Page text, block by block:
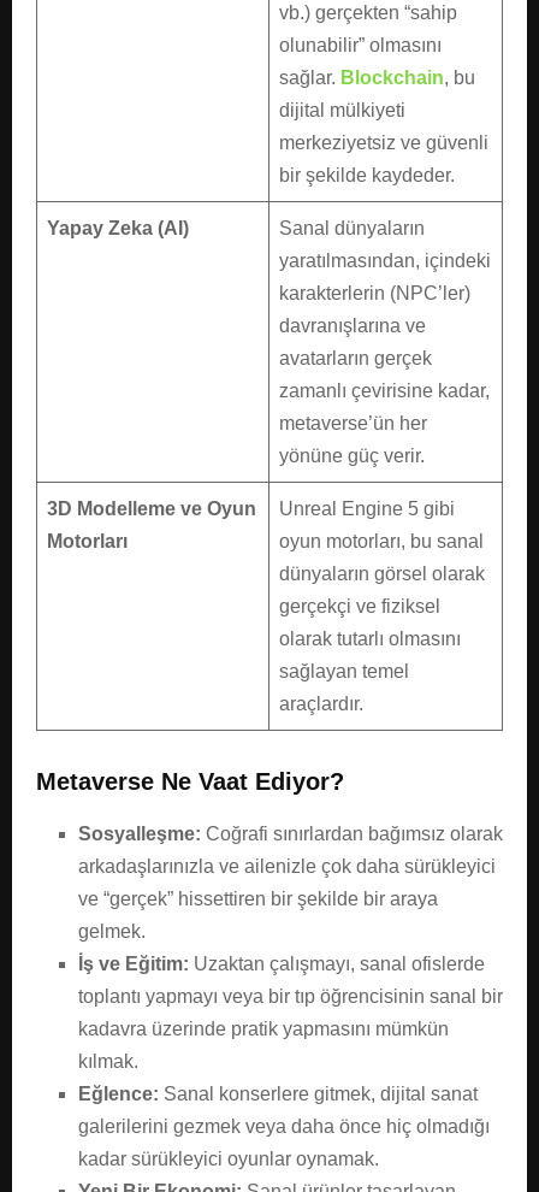
vb.) gerçekten “sahip
olunabilir” olmasını
sağlar. Blockchain, bu
dijital mülkiyeti
merkeziyetsiz ve güvenli
bir şekilde kaydeder.
Yapay Zeka (AI)
Sanal dünyaların
yaratılmasından, içindeki
karakterlerin (NPC’ler)
davranışlarına ve
avatarların gerçek
zamanlı çevirisine kadar,
metaverse’ün her
yönüne güç verir.
3D Modelleme ve Oyun
Motorları
Unreal Engine 5 gibi
oyun motorları, bu sanal
dünyaların görsel olarak
gerçekçi ve fiziksel
olarak tutarlı olmasını
sağlayan temel
araçlardır.
Metaverse Ne Vaat Ediyor?
Sosyalleşme: Coğrafi sınırlardan bağımsız olarak
arkadaşlarınızla ve ailenizle çok daha sürükleyici
ve “gerçek” hissettiren bir şekilde bir araya
gelmek.
İş ve Eğitim: Uzaktan çalışmayı, sanal ofislerde
toplantı yapmayı veya bir tıp öğrencisinin sanal bir
kadavra üzerinde pratik yapmasını mümkün
kılmak.
Eğlence: Sanal konserlere gitmek, dijital sanat
galerilerini gezmek veya daha önce hiç olmadığı
kadar sürükleyici oyunlar oynamak.